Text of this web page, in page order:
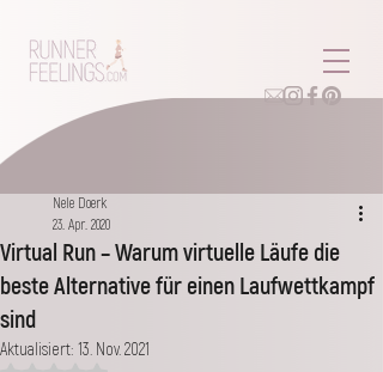
Virtual Run – Warum virtuelle Läufe die
beste Alternative für einen Laufwettkampf
sind
Nele Doerk
23. Apr. 2020
Aktualisiert: 13. Nov. 2021